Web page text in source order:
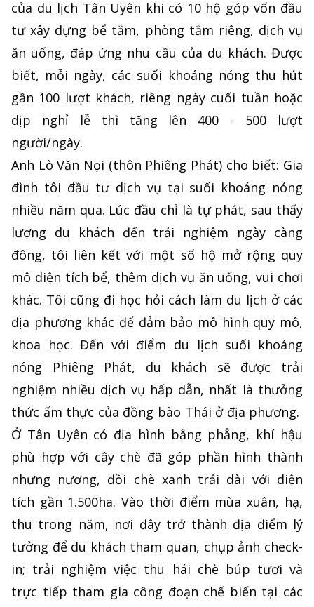
của du lịch Tân Uyên khi có 10 hộ góp vốn đầu
tư xây dựng bể tắm, phòng tắm riêng, dịch vụ
ăn uống, đáp ứng nhu cầu của du khách. Được
biết, mỗi ngày, các suối khoáng nóng thu hút
gần 100 lượt khách, riêng ngày cuối tuần hoặc
dịp nghỉ lễ thì tăng lên 400 - 500 lượt
người/ngày.
Anh Lò Văn Nọi (thôn Phiêng Phát) cho biết: Gia
đình tôi đầu tư dịch vụ tại suối khoáng nóng
nhiều năm qua. Lúc đầu chỉ là tự phát, sau thấy
lượng du khách đến trải nghiệm ngày càng
đông, tôi liên kết với một số hộ mở rộng quy
mô diện tích bể, thêm dịch vụ ăn uống, vui chơi
khác. Tôi cũng đi học hỏi cách làm du lịch ở các
địa phương khác để đảm bảo mô hình quy mô,
khoa học. Đến với điểm du lịch suối khoáng
nóng Phiêng Phát, du khách sẽ được trải
nghiệm nhiều dịch vụ hấp dẫn, nhất là thưởng
thức ẩm thực của đồng bào Thái ở địa phương.
Ở Tân Uyên có địa hình bằng phẳng, khí hậu
phù hợp với cây chè đã góp phần hình thành
nhưng nương, đồi chè xanh trải dài với diện
tích gần 1.500ha. Vào thời điểm mùa xuân, hạ,
thu trong năm, nơi đây trở thành địa điểm lý
tưởng để du khách tham quan, chụp ảnh check-
in; trải nghiệm việc thu hái chè búp tươi và
trực tiếp tham gia công đoạn chế biến tại các